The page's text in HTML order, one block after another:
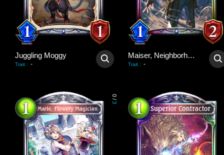
Juggling Moggy
Trait : -
Maiser, Neighborhood Hero
Trait : -
0
/
3